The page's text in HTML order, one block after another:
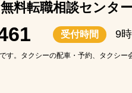
無料転職相談センター